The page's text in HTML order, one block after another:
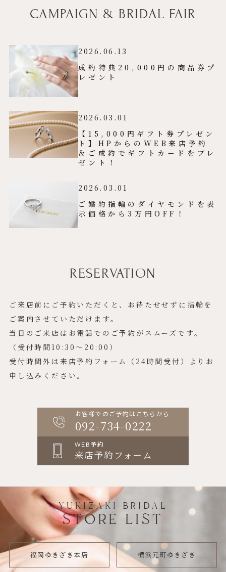
CAMPAIGN & BRIDAL FAIR
2026.06.13
成約特典20,000円の商品券プ
レゼント
2026.03.01
【15,000円ギフト券プレゼン
ト】HPからのWEB来店予約
＆ご成約でギフトカードをプレ
ゼント！
2026.03.01
ご婚約指輪のダイヤモンドを表
示価格から3万円OFF！
RESERVATION
ご来店前にご予約いただくと、お待たせせずに指輪を
ご案内させていただけます。
当日のご来店はお電話でのご予約がスムーズです。
（受付時間10:30〜20:00）
受付時間外は来店予約フォーム（24時間受付）よりお
申し込みください。
お客様でのご予約はこちらから
092-734-0222
WEB予約
来店予約フォーム
YUKIZAKI BRIDAL
STORE LIST
福岡ゆきざき本店 横浜元町ゆきざき